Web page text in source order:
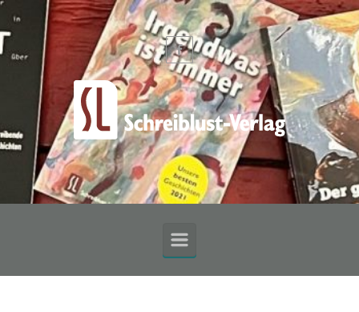
Zum Hauptinhalt springen